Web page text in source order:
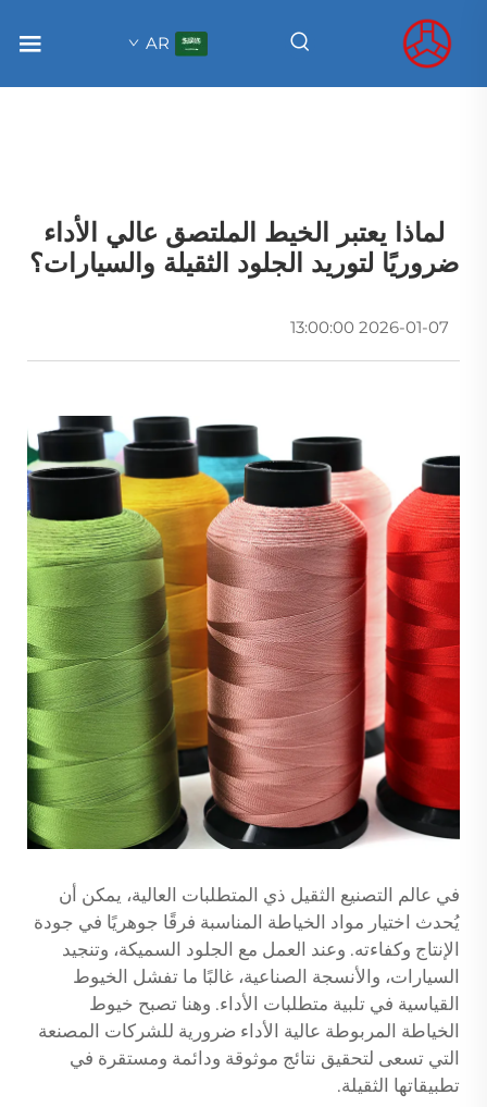
AR
لماذا يعتبر الخيط الملتصق عالي الأداء
ضروريًا لتوريد الجلود الثقيلة والسيارات؟
2026-01-07 13:00:00
في عالم التصنيع الثقيل ذي المتطلبات العالية، يمكن أن
يُحدث اختيار مواد الخياطة المناسبة فرقًا جوهريًا في جودة
الإنتاج وكفاءته. وعند العمل مع الجلود السميكة، وتنجيد
السيارات، والأنسجة الصناعية، غالبًا ما تفشل الخيوط
القياسية في تلبية متطلبات الأداء. وهنا تصبح خيوط
الخياطة المربوطة عالية الأداء ضرورية للشركات المصنعة
التي تسعى لتحقيق نتائج موثوقة ودائمة ومستقرة في
تطبيقاتها الثقيلة.